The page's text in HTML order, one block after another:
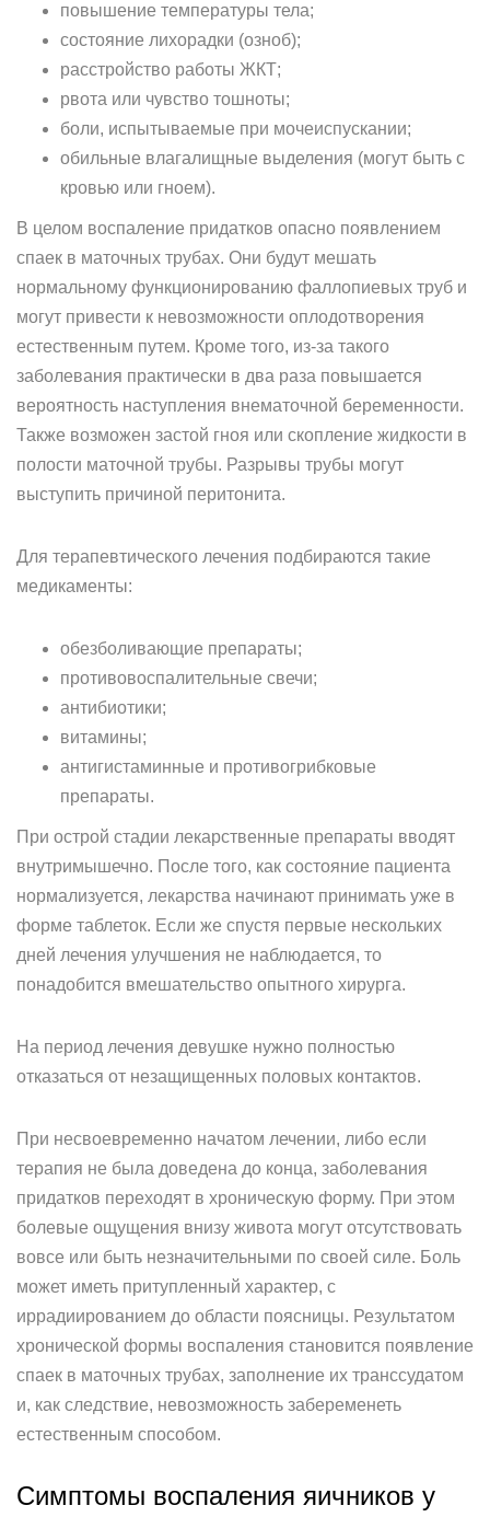
повышение температуры тела;
состояние лихорадки (озноб);
расстройство работы ЖКТ;
рвота или чувство тошноты;
боли, испытываемые при мочеиспускании;
обильные влагалищные выделения (могут быть с
кровью или гноем).
В целом воспаление придатков опасно появлением
спаек в маточных трубах. Они будут мешать
нормальному функционированию фаллопиевых труб и
могут привести к невозможности оплодотворения
естественным путем. Кроме того, из-за такого
заболевания практически в два раза повышается
вероятность наступления внематочной беременности.
Также возможен застой гноя или скопление жидкости в
полости маточной трубы. Разрывы трубы могут
выступить причиной перитонита.
Для терапевтического лечения подбираются такие
медикаменты:
обезболивающие препараты;
противовоспалительные свечи;
антибиотики;
витамины;
антигистаминные и противогрибковые
препараты.
При острой стадии лекарственные препараты вводят
внутримышечно. После того, как состояние пациента
нормализуется, лекарства начинают принимать уже в
форме таблеток. Если же спустя первые нескольких
дней лечения улучшения не наблюдается, то
понадобится вмешательство опытного хирурга.
На период лечения девушке нужно полностью
отказаться от незащищенных половых контактов.
При несвоевременно начатом лечении, либо если
терапия не была доведена до конца, заболевания
придатков переходят в хроническую форму. При этом
болевые ощущения внизу живота могут отсутствовать
вовсе или быть незначительными по своей силе. Боль
может иметь притупленный характер, с
иррадиированием до области поясницы. Результатом
хронической формы воспаления становится появление
спаек в маточных трубах, заполнение их транссудатом
и, как следствие, невозможность забеременеть
естественным способом.
Симптомы воспаления яичников у